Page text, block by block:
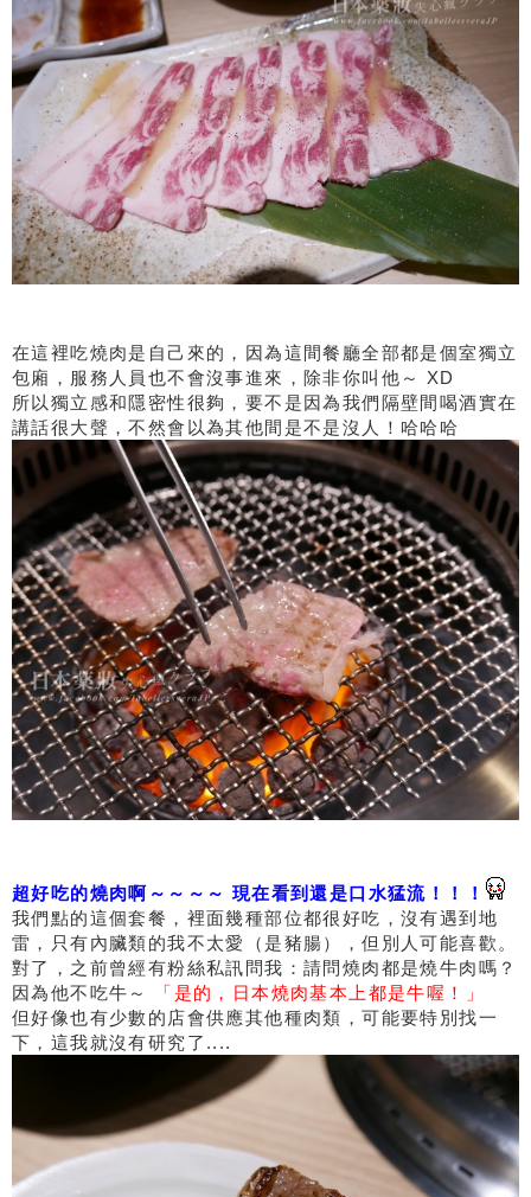
在這裡吃燒肉是自己來的，因為這間餐廳全部都是個室獨立
包廂，服務人員也不會沒事進來，除非你叫他～ XD
所以獨立感和隱密性很夠，要不是因為我們隔壁間喝酒實在
講話很大聲，不然會以為其他間是不是沒人！哈哈哈
超好吃的燒肉啊～～～～ 現在看到還是口水猛流！！！
我們點的這個套餐，裡面幾種部位都很好吃，沒有遇到地
雷，只有內臟類的我不太愛（是豬腸），但別人可能喜歡。
對了，之前曾經有粉絲私訊問我：請問燒肉都是燒牛肉嗎？
因為他不吃牛～
「是的，日本燒肉基本上都是牛喔！」
但好像也有少數的店會供應其他種肉類，可能要特別找一
下，這我就沒有研究了....